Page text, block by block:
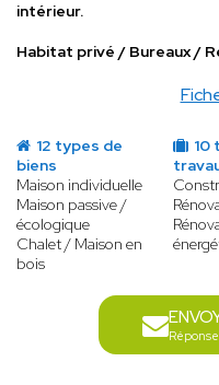
intérieur.
Habitat privé / Bureaux /
12 types de
biens
Maison individuelle
Maison passive /
écologique
Chalet / Maison en
bois
10